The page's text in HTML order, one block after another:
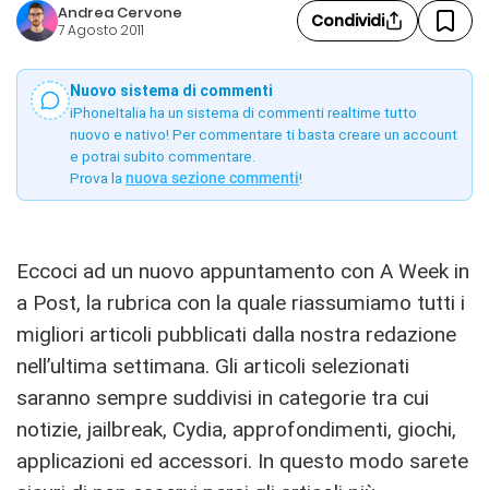
Andrea Cervone
7 Agosto 2011 Condividi
Nuovo sistema di commenti
iPhoneItalia ha un sistema di commenti realtime tutto
nuovo e nativo! Per commentare ti basta creare un account
e potrai subito commentare.
Prova la nuova sezione commenti!
Eccoci ad un nuovo appuntamento con A Week in
a Post, la rubrica con la quale riassumiamo tutti i
migliori articoli pubblicati dalla nostra redazione
nell’ultima settimana. Gli articoli selezionati
saranno sempre suddivisi in categorie tra cui
notizie, jailbreak, Cydia, approfondimenti, giochi,
applicazioni ed accessori. In questo modo sarete